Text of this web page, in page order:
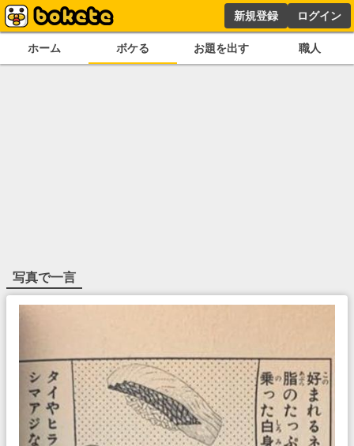
新規登録 ログイン
ホーム ボケる お題を出す 職人
写真で一言